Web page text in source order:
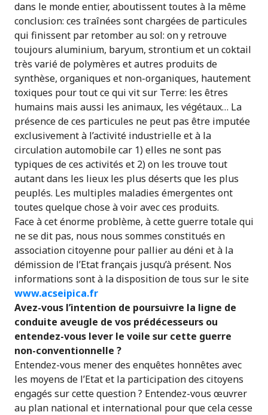
dans le monde entier, aboutissent toutes à la même
conclusion: ces traînées sont chargées de particules
qui finissent par retomber au sol: on y retrouve
toujours aluminium, baryum, strontium et un coktail
très varié de polymères et autres produits de
synthèse, organiques et non-organiques, hautement
toxiques pour tout ce qui vit sur Terre: les êtres
humains mais aussi les animaux, les végétaux… La
présence de ces particules ne peut pas être imputée
exclusivement à l’activité industrielle et à la
circulation automobile car 1) elles ne sont pas
typiques de ces activités et 2) on les trouve tout
autant dans les lieux les plus déserts que les plus
peuplés. Les multiples maladies émergentes ont
toutes quelque chose à voir avec ces produits.
Face à cet énorme problème, à cette guerre totale qui
ne se dit pas, nous nous sommes constitués en
association citoyenne pour pallier au déni et à la
démission de l’Etat français jusqu’à présent. Nos
informations sont à la disposition de tous sur le site
www.acseipica.fr
Avez-vous l’intention de poursuivre la ligne de
conduite aveugle de vos prédécesseurs ou
entendez-vous lever le voile sur cette guerre
non-conventionnelle ?
Entendez-vous mener des enquêtes honnêtes avec
les moyens de l’Etat et la participation des citoyens
engagés sur cette question ? Entendez-vous œuvrer
au plan national et international pour que cela cesse